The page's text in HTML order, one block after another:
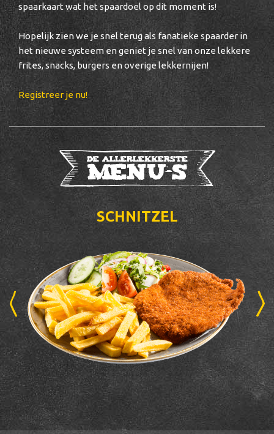
spaarkaart wat het spaardoel op dit moment is!
Hopelijk zien we je snel terug als fanatieke spaarder in
het nieuwe systeem en geniet je snel van onze lekkere
frites, snacks, burgers en overige lekkernijen!
Registreer je nu!
De allerlekkerste
menu's
SCHNITZEL